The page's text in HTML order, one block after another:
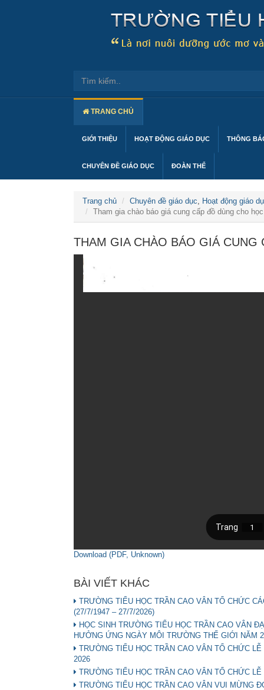
TRANG CHỦ
GIỚI THIỆU HOẠT ĐỘNG GIÁO DỤC THÔNG
CHUYÊN ĐỀ GIÁO DỤC ĐOÀN THỂ
Trang chủ Chuyên đề giáo dục, Hoạt động giáo
Tham gia chào báo giá cung cấp đồ dùng cho
THAM GIA CHÀO BÁO GIÁ
Download (PDF, Unknown)
BÀI VIẾT KHÁC
TRƯỜNG TIỂU HỌC TRẦN CAO VÂN TỔ CHỨC
(27/7/1947 – 27/7/2026)
HỌC SINH TRƯỜNG TIỂU HỌC TRẦN CAO VÂN
HƯỞNG ỨNG NGÀY MÔI TRƯỜNG THẾ GIỚI NĂM
TRƯỜNG TIỂU HỌC TRẦN CAO VÂN TỔ CHỨC
2026
TRƯỜNG TIỂU HỌC TRẦN CAO VÂN TỔ CHỨC
TRƯỜNG TIỂU HỌC TRẦN CAO VÂN VUI MỪNG